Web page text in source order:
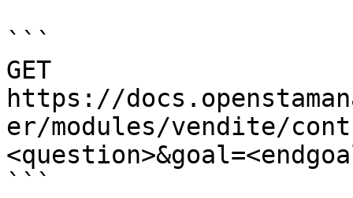
```
GET
https://
er/modules/vendite/
```